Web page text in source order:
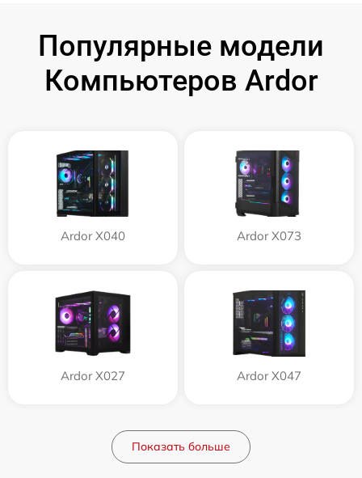
Популярные модели
Компьютеров Ardor
Ardor X040 Ardor X073
Ardor X027 Ardor X047
Показать больше